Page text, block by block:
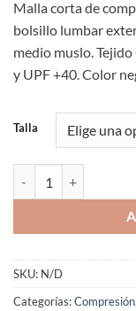
Malla corta de
bolsillo lumbar
medio muslo.
y UPF +40. Color
Talla
SKU: N/D
Categorías:Compresión,